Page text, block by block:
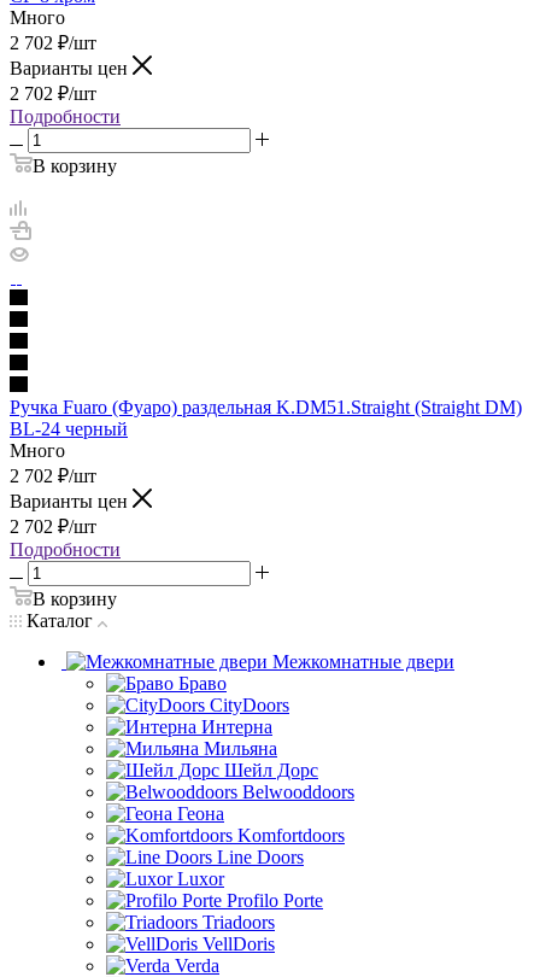
Много
2 702 ₽/шт
Варианты цен
2 702 ₽/шт
Подробности
В корзину
Ручка Fuaro (Фуаро) раздельная K.DM51.Straight (Straight DM)
BL-24 черный
Много
2 702 ₽/шт
Варианты цен
2 702 ₽/шт
Подробности
В корзину
Каталог
Межкомнатные двери
Браво
CityDoors
Интерна
Мильяна
Шейл Дорс
Belwooddoors
Геона
Komfortdoors
Line Doors
Luxor
Profilo Porte
Triadoors
VellDoris
Verda